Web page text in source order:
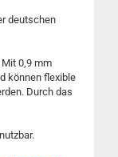
deutschen
0,9 mm
können flexible
Durch das